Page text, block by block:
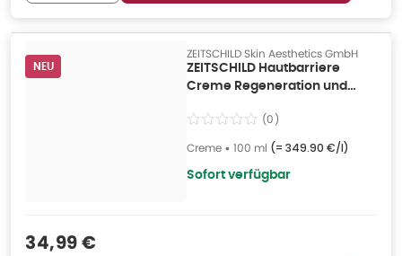
NEU
ZEITSCHILD Skin Aesthetics GmbH
ZEITSCHILD Hautbarriere
Creme Regeneration und
(0)
Creme • 100 ml (= 349.90 €/l)
Sofort verfügbar
Verkaufspreis
34,99 €